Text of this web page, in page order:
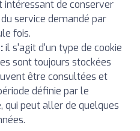
intéressant de conserver
service demandé par
fois.
il s'agit d'un type de cookie
sont toujours stockées
être consultées et
définie par le
qui peut aller de quelques